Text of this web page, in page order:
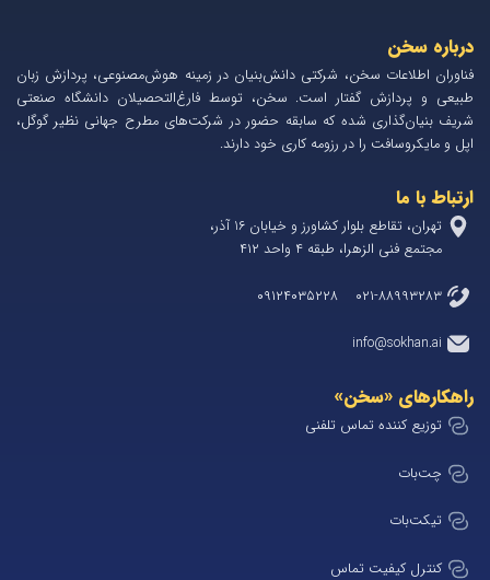
ارتباط با ما
تهران، تقاطع بلوار کشاورز و خیابان 1۶ آذر،
مجتمع فنی الزهرا، طبقه ۴ واحد ۴۱۲
۰۲۱-۸۸۹۹۳۲۸۳ ۰۹۱۲۴۰۳۵۲۲۸
info@sokhan.ai
درباره سخن
فناوران اطلاعات سخن، شرکتی دانش‌بنیان در زمینه هوش‌مصنوعی، پردازش زبان
طبیعی و پردازش گفتار است. سخن، توسط فارغ‌التحصیلان دانشگاه صنعتی
شریف بنیان‌گذاری شده که سابقه حضور در شرکت‌های مطرح جهانی نظیر گوگل،
اپل و مایکروسافت را در رزومه کاری خود دارند.
راهکارهای «سخن»
توزیع کننده تماس تلفنی
چت‌بات
تیکت‌بات
کنترل کیفیت تماس